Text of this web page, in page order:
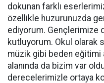
dokunan farklı
özellikle huzurunuzda
ediyorum. Gençlerimize
kutluyorum. Okul olarak
müzik gibi beden eğitimi
alanında da bizim var
derecelerimizle ortaya